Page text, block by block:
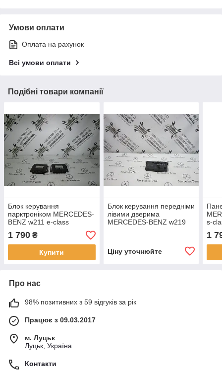
Умови оплати
Оплата на рахунок
Всі умови оплати
Подібні товари компанії
Блок керування
парктроніком MERCEDES-
BENZ w211 e-class
(A0255457132)
1 790 ₴
Купити
Блок керування передніми
лівими дверима
MERCEDES-BENZ w219
Ціну уточнюйте
s-
1
Про нас
98% позитивних з 59 відгуків за рік
Працює з 09.03.2017
м. Луцьк
Луцьк, Україна
Контакти